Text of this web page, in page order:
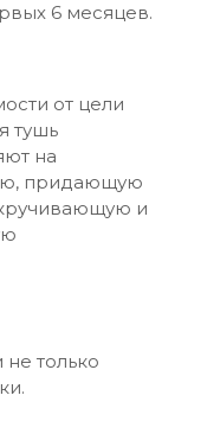
6 месяцев.
только